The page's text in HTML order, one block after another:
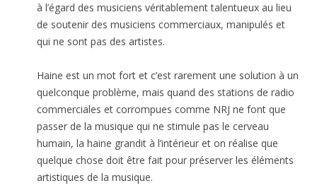
à l’égard des musiciens véritablement talentueux au lieu
de soutenir des musiciens commerciaux, manipulés et
qui ne sont pas des artistes.
Haine est un mot fort et c’est rarement une solution à un
quelconque problème, mais quand des stations de radio
commerciales et corrompues comme NRJ ne font que
passer de la musique qui ne stimule pas le cerveau
humain, la haine grandit à l’intérieur et on réalise que
quelque chose doit être fait pour préserver les éléments
artistiques de la musique.